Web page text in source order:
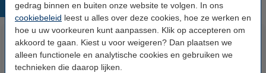
gedrag binnen en buiten onze website te volgen. In ons
cookiebeleid leest u alles over deze cookies, hoe ze werken en
hoe u uw voorkeuren kunt aanpassen. Klik op accepteren om
akkoord te gaan. Kiest u voor weigeren? Dan plaatsen we
alleen functionele en analytische cookies en gebruiken we
technieken die daarop lijken.
Populaire producten